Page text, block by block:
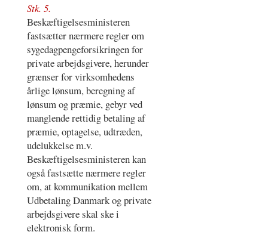
Stk. 5.
Beskæftigelsesministeren
fastsætter nærmere regler om
sygedagpengeforsikringen for
private arbejdsgivere, herunder
grænser for virksomhedens
årlige lønsum, beregning af
lønsum og præmie, gebyr ved
manglende rettidig betaling af
præmie, optagelse, udtræden,
udelukkelse m.v.
Beskæftigelsesministeren kan
også fastsætte nærmere regler
om, at kommunikation mellem
Udbetaling Danmark og private
arbejdsgivere skal ske i
elektronisk form.